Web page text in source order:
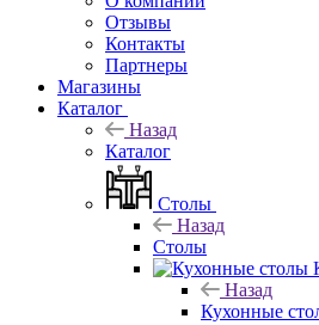
Отзывы
Контакты
Партнеры
Магазины
Каталог
Назад
Каталог
Столы
Назад
Столы
Назад
Кухонные